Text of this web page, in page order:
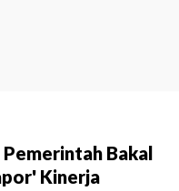
Bakal
Kinerja